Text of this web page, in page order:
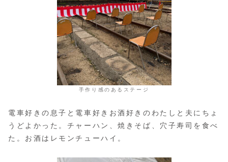
手作り感のあるステージ
電車好きの息子と電車好きお酒好きのわたしと夫にちょ
うどよかった。チャーハン、焼きそば、穴子寿司を食べ
た。お酒はレモンチューハイ。